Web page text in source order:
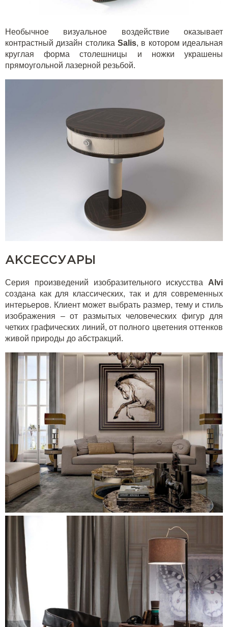
Необычное визуальное воздействие оказывает
контрастный дизайн столика Salis, в котором идеальная
круглая форма столешницы и ножки украшены
прямоугольной лазерной резьбой.
АКСЕССУАРЫ
Серия произведений изобразительного искусства Alvi
создана как для классических, так и для современных
интерьеров. Клиент может выбрать размер, тему и стиль
изображения – от размытых человеческих фигур для
четких графических линий, от полного цветения оттенков
живой природы до абстракций.